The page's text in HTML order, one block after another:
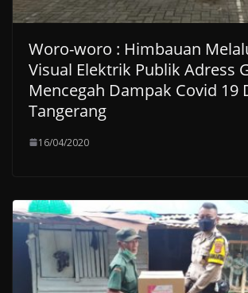
Woro-woro : Himbauan
Visual Elektrik Publik Adress
Mencegah Dampak Covid 19
Tangerang
16/04/2020